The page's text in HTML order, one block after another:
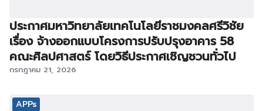
ประกาศมหาวิทยาลัยเทคโนโลยีราชมงคลศรีวิชัย
เรื่อง จ้างออกแบบโครงการปรับปรุงอาคาร 58
คณะศิลปศาสตร์ โดยวิธีประกาศเชิญชวนทั่วไป
กรกฎาคม 21, 2026
APPs